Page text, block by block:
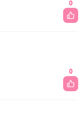
0
0